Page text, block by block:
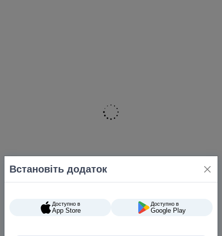
Встановіть додаток
Доступно в
App Store
Доступно в
Google Play